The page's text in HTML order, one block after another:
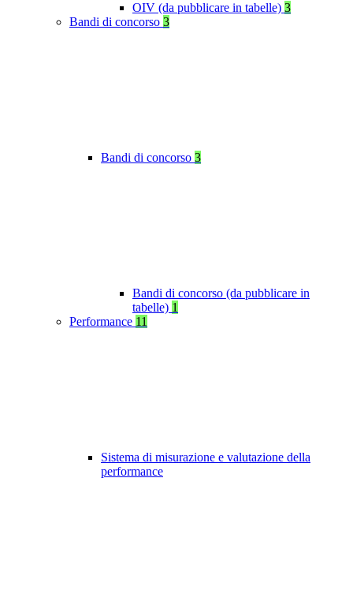
OIV (da pubblicare in tabelle) 3
Bandi di concorso 3
Bandi di concorso 3
Bandi di concorso (da pubblicare in
tabelle) 1
Performance 11
Sistema di misurazione e valutazione della
performance